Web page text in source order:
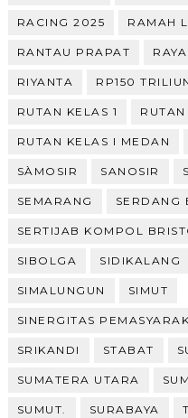
RACING 2025 RAMAH
RANTAU PRAPAT
RIYANTA RP150
RUTAN KELAS 1
RUTAN KELAS I MEDAN
SÀMOSIR SANOSIR
SEMARANG SERDANG
SERTIJAB KOMPOL
SIBOLGA SIDIKALANG
SIMALUNGUN SIMUT
SINERGITAS
SRIKANDI STABAT
SUMATERA UTARA
SUMUT. SURABAYA